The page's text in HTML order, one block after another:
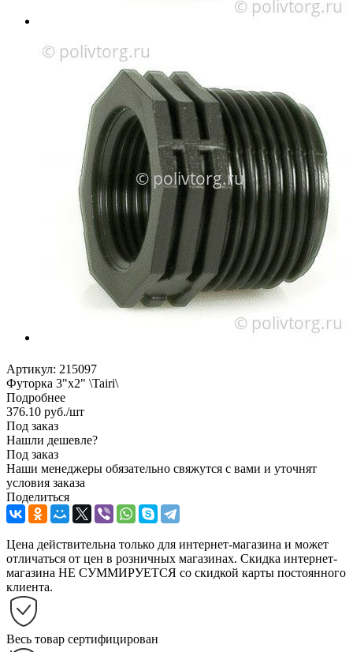
Артикул: 215097
Футорка 3"х2" \Tairi\
Подробнее
376.10 руб./шт
Под заказ
Нашли дешевле?
Под заказ
Наши менеджеры обязательно свяжутся с вами и уточнят
условия заказа
Поделиться
Цена действительна только для интернет-магазина и может
отличаться от цен в розничных магазинах. Скидка интернет-
магазина НЕ СУММИРУЕТСЯ со скидкой карты постоянного
клиента.
Весь товар сертифицирован